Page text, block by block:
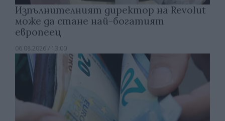
Изпълнителният директор на Revolut
може да стане най-богатият
европеец
06.08.2026 / 13:00